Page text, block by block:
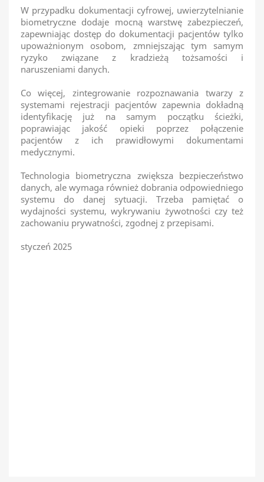
W przypadku dokumentacji cyfrowej, uwierzytelnianie
biometryczne dodaje mocną warstwę zabezpieczeń,
zapewniając dostęp do dokumentacji pacjentów tylko
upoważnionym osobom, zmniejszając tym samym
ryzyko związane z kradzieżą tożsamości i
naruszeniami danych.
Co więcej, zintegrowanie rozpoznawania twarzy z
systemami rejestracji pacjentów zapewnia dokładną
identyfikację już na samym początku ścieżki,
poprawiając jakość opieki poprzez połączenie
pacjentów z ich prawidłowymi dokumentami
medycznymi.
Technologia biometryczna zwiększa bezpieczeństwo
danych, ale wymaga również dobrania odpowiedniego
systemu do danej sytuacji. Trzeba pamiętać o
wydajności systemu, wykrywaniu żywotności czy też
zachowaniu prywatności, zgodnej z przepisami.
styczeń 2025